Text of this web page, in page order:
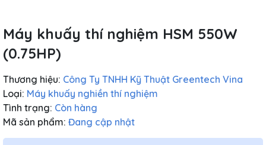
Máy khuấy thí nghiệm HSM 550W
(0.75HP)
Thương hiệu: Công Ty TNHH Kỹ Thuật Greentech Vina
Loại: Máy khuấy nghiền thí nghiệm
Tình trạng: Còn hàng
Mã sản phẩm: Đang cập nhật